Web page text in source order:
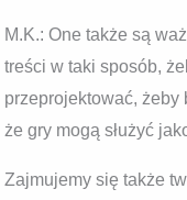
M.K.: One także są
treści w taki sposób,
przeprojektować, żeby
że gry mogą służyć
Zajmujemy się także